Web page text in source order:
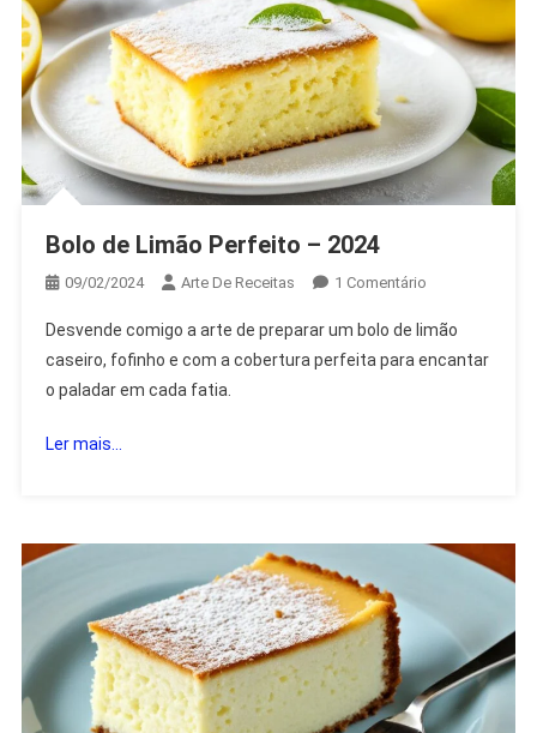
Bolo de Limão Perfeito – 2024
09/02/2024 Arte De Receitas 1 ComentárioEm
De
Limão
Desvende comigo a arte de preparar um bolo de limão
caseiro, fofinho e com a cobertura perfeita para encantar
o paladar em cada fatia.
Ler mais...